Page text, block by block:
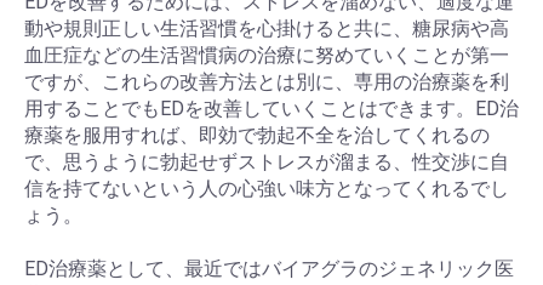
動や規則正しい生活習慣を心掛けると共に、糖尿病や高
血圧症などの生活習慣病の治療に努めていくことが第一
ですが、これらの改善方法とは別に、専用の治療薬を利
用することでもEDを改善していくことはできます。ED治
療薬を服用すれば、即効で勃起不全を治してくれるの
で、思うように勃起せずストレスが溜まる、性交渉に自
信を持てないという人の心強い味方となってくれるでし
ょう。
ED治療薬として、最近ではバイアグラのジェネリック医